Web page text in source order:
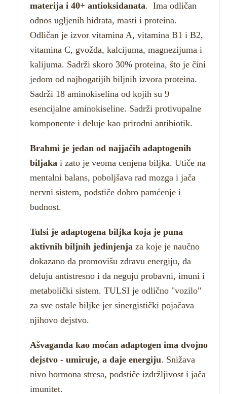
materija i 40+ antioksidanata. Ima odličan
odnos ugljenih hidrata, masti i proteina.
Odličan je izvor vitamina A, vitamina B1 i B2,
vitamina C, gvožđa, kalcijuma, magnezijuma i
kalijuma. Sadrži skoro 30% proteina, što je čini
jedom od najbogatijih biljnih izvora proteina.
Sadrži 18 aminokiselina od kojih su 9
esencijalne aminokiseline. Sadrži protivupalne
komponente i deluje kao prirodni antibiotik.
Brahmi je jedan od najjačih adaptogenih
biljakai zato je veoma cenjena biljka. Utiče na
mentalni balans, poboljšava rad mozga i jača
nervni sistem, podstiče dobro pamćenje i
budnost.
Tulsi je adaptogena biljka koja je puna
aktivnih biljnih jedinjenjaza koje je naučno
dokazano da promovišu zdravu energiju, da
deluju antistresno i da neguju probavni, imuni i
metabolički sistem. TULSI je odlično "vozilo"
za sve ostale biljke jer sinergistički pojačava
njihovo dejstvo.
Ašvaganda kao moćan adaptogen ima dvojno
dejstvo - umiruje, a daje energiju. Snižava
nivo hormona stresa, podstiče izdržljivost i jača
imunitet.